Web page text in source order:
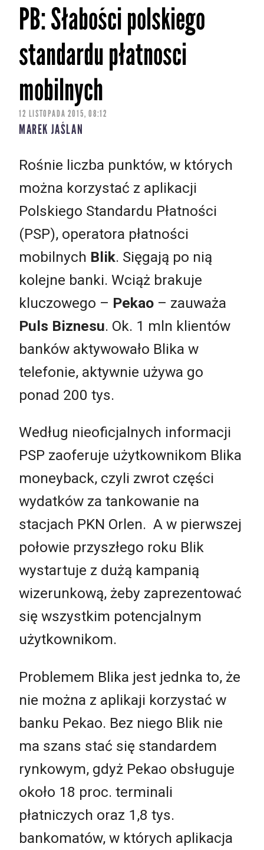
PB: Słabości polskiego
standardu płatnosci
mobilnych
12 LISTOPADA 2015, 08:12
MAREK JAŚLAN
Rośnie liczba punktów, w których
można korzystać z aplikacji
Polskiego Standardu Płatności
(PSP), operatora płatności
mobilnych Blik. Sięgają po nią
kolejne banki. Wciąż brakuje
kluczowego – Pekao – zauważa
Puls Biznesu. Ok. 1 mln klientów
banków aktywowało Blika w
telefonie, aktywnie używa go
ponad 200 tys.
Według nieoficjalnych informacji
PSP zaoferuje użytkownikom Blika
moneyback, czyli zwrot części
wydatków za tankowanie na
stacjach PKN Orlen. A w pierwszej
połowie przyszłego roku Blik
wystartuje z dużą kampanią
wizerunkową, żeby zaprezentować
się wszystkim potencjalnym
użytkownikom.
Problemem Blika jest jednka to, że
nie można z aplikaji korzystać w
banku Pekao. Bez niego Blik nie
ma szans stać się standardem
rynkowym, gdyż Pekao obsługuje
około 18 proc. terminali
płatniczych oraz 1,8 tys.
bankomatów, w których aplikacja